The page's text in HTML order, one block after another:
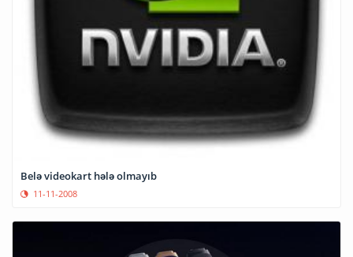
Belə videokart hələ olmayıb
11-11-2008